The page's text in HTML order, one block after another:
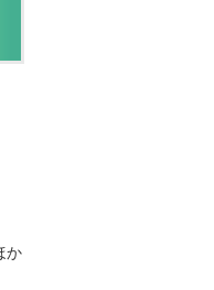
か